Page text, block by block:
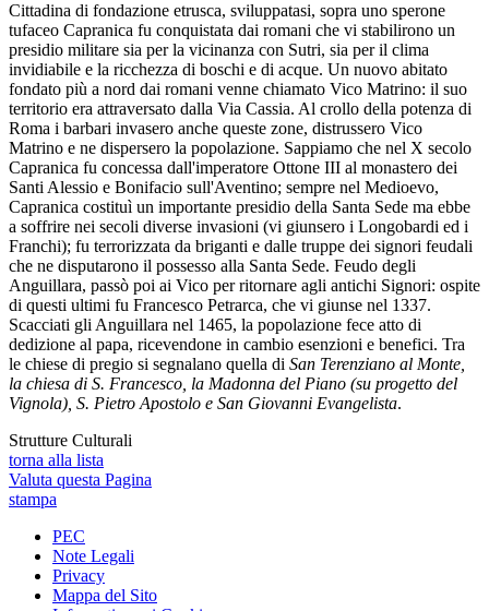
Cittadina di fondazione etrusca, sviluppatasi, sopra uno sperone
tufaceo Capranica fu conquistata dai romani che vi stabilirono un
presidio militare sia per la vicinanza con Sutri, sia per il clima
invidiabile e la ricchezza di boschi e di acque. Un nuovo abitato
fondato più a nord dai romani venne chiamato Vico Matrino: il suo
territorio era attraversato dalla Via Cassia. Al crollo della potenza di
Roma i barbari invasero anche queste zone, distrussero Vico
Matrino e ne dispersero la popolazione. Sappiamo che nel X secolo
Capranica fu concessa dall'imperatore Ottone III al monastero dei
Santi Alessio e Bonifacio sull'Aventino; sempre nel Medioevo,
Capranica costituì un importante presidio della Santa Sede ma ebbe
a soffrire nei secoli diverse invasioni (vi giunsero i Longobardi ed i
Franchi); fu terrorizzata da briganti e dalle truppe dei signori feudali
che ne disputarono il possesso alla Santa Sede. Feudo degli
Anguillara, passò poi ai Vico per ritornare agli antichi Signori: ospite
di questi ultimi fu Francesco Petrarca, che vi giunse nel 1337.
Scacciati gli Anguillara nel 1465, la popolazione fece atto di
dedizione al papa, ricevendone in cambio esenzioni e benefici. Tra
le chiese di pregio si segnalano quella di San Terenziano al Monte,
la chiesa di S. Francesco, la Madonna del Piano (su progetto del
Vignola), S. Pietro Apostolo e San Giovanni Evangelista.
Strutture Culturali
torna alla lista
Valuta questa Pagina
stampa
PEC
Note Legali
Privacy
Mappa del Sito